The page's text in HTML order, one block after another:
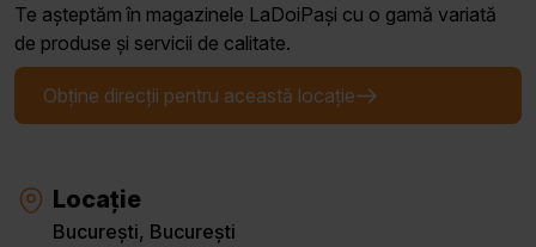
Te așteptăm în magazinele LaDoiPași cu o gamă variată
de produse și servicii de calitate.
Obține direcții pentru această locație
Locație
București, București